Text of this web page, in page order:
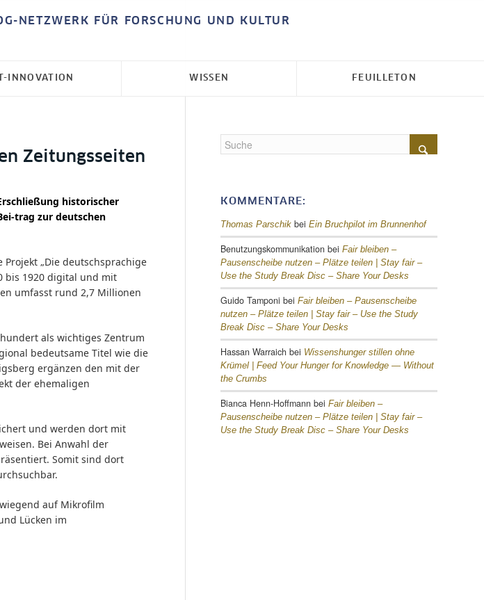
NETZWERK FÜR FORSCHUNG UND KULTUR
INNOVATION WISSEN FEUILLETON
Zeitungsseiten
historischer
trag zur deutschen
„Die deutschsprachige
bis 1920 digital und mit
umfasst rund 2,7 Millionen
als wichtiges Zentrum
bedeutsame Titel wie die
ergänzen den mit der
der ehemaligen
und werden dort mit
Bei Anwahl der
Somit sind dort
auf Mikrofilm
Lücken im
KOMMENTARE:
Thomas Parschik bei Ein Bruchpilot im Brunnenhof
Benutzungskommunikation bei Fair bleiben –
Pausenscheibe nutzen – Plätze teilen | Stay fair –
Use the Study Break Disc – Share Your Desks
Guido Tamponi bei Fair bleiben – Pausenscheibe
nutzen – Plätze teilen | Stay fair – Use the Study
Break Disc – Share Your Desks
Hassan Warraich bei Wissenshunger stillen ohne
Krümel | Feed Your Hunger for Knowledge — Without
the Crumbs
Bianca Henn-Hoffmann bei Fair bleiben –
Pausenscheibe nutzen – Plätze teilen | Stay fair –
Use the Study Break Disc – Share Your Desks